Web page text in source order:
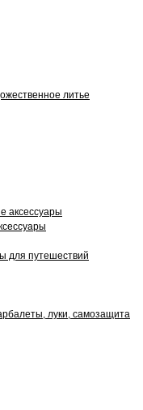
литье
аксессуары
для путешествий
луки, самозащита